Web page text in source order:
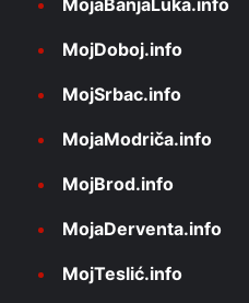
MojaBanjaLuka.info
MojDoboj.info
MojSrbac.info
MojaModriča.info
MojBrod.info
MojaDerventa.info
MojTeslić.info